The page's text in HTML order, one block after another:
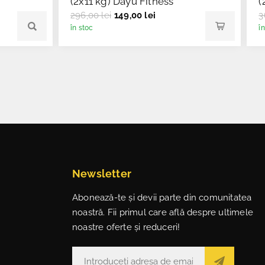
296,00 lei 149,00 lei
în stoc
Newsletter
Abonează-te și devii parte din comunitatea
noastră. Fii primul care află despre ultimele
noastre oferte și reduceri!